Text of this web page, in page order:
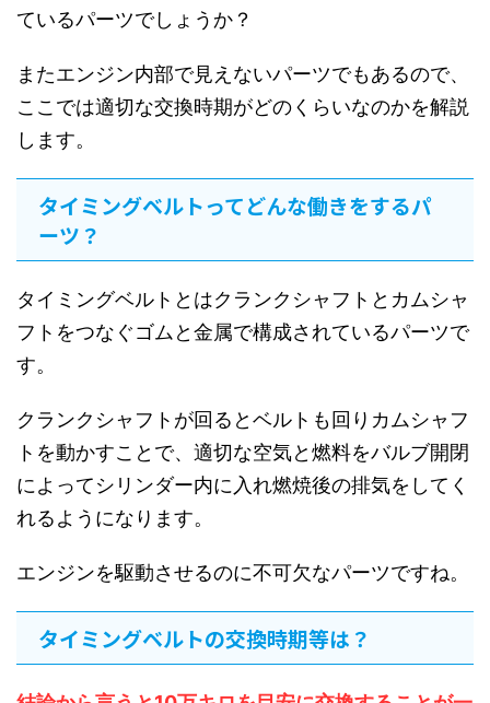
ているパーツでしょうか？
またエンジン内部で見えないパーツでもあるので、
ここでは適切な交換時期がどのくらいなのかを解説
します。
タイミングベルトってどんな働きをするパ
ーツ？
タイミングベルトとはクランクシャフトとカムシャ
フトをつなぐゴムと金属で構成されているパーツで
す。
クランクシャフトが回るとベルトも回りカムシャフ
トを動かすことで、適切な空気と燃料をバルブ開閉
によってシリンダー内に入れ燃焼後の排気をしてく
れるようになります。
エンジンを駆動させるのに不可欠なパーツですね。
タイミングベルトの交換時期等は？